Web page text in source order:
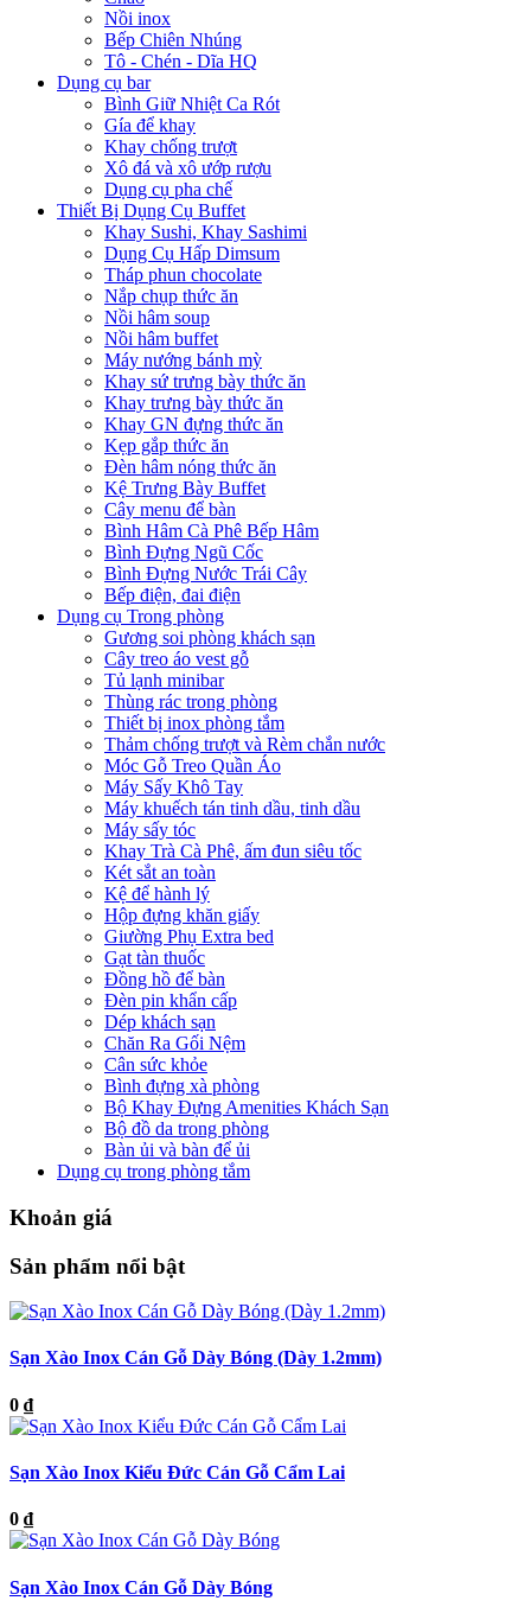
Nồi inox
Bếp Chiên Nhúng
Tô - Chén - Dĩa HQ
Dụng cụ bar
Bình Giữ Nhiệt Ca Rót
Gía để khay
Khay chống trượt
Xô đá và xô ướp rượu
Dụng cụ pha chế
Thiết Bị Dụng Cụ Buffet
Khay Sushi, Khay Sashimi
Dụng Cụ Hấp Dimsum
Tháp phun chocolate
Nắp chụp thức ăn
Nồi hâm soup
Nồi hâm buffet
Máy nướng bánh mỳ
Khay sứ trưng bày thức ăn
Khay trưng bày thức ăn
Khay GN đựng thức ăn
Kẹp gắp thức ăn
Đèn hâm nóng thức ăn
Kệ Trưng Bày Buffet
Cây menu để bàn
Bình Hâm Cà Phê Bếp Hâm
Bình Đựng Ngũ Cốc
Bình Đựng Nước Trái Cây
Bếp điện, đai điện
Dụng cụ Trong phòng
Gương soi phòng khách sạn
Cây treo áo vest gỗ
Tủ lạnh minibar
Thùng rác trong phòng
Thiết bị inox phòng tắm
Thảm chống trượt và Rèm chắn nước
Móc Gỗ Treo Quần Áo
Máy Sấy Khô Tay
Máy khuếch tán tinh dầu, tinh dầu
Máy sấy tóc
Khay Trà Cà Phê, ấm đun siêu tốc
Két sắt an toàn
Kệ để hành lý
Hộp đựng khăn giấy
Giường Phụ Extra bed
Gạt tàn thuốc
Đồng hồ để bàn
Đèn pin khẩn cấp
Dép khách sạn
Chăn Ra Gối Nệm
Cân sức khỏe
Bình đựng xà phòng
Bộ Khay Đựng Amenities Khách Sạn
Bộ đồ da trong phòng
Bàn ủi và bàn để ủi
Dụng cụ trong phòng tắm
Khoản giá
Sản phẩm nổi bật
Sạn Xào Inox Cán Gỗ Dày Bóng (Dày 1.2mm)
0 ₫
Sạn Xào Inox Kiểu Đức Cán Gỗ Cẩm Lai
0 ₫
Sạn Xào Inox Cán Gỗ Dày Bóng